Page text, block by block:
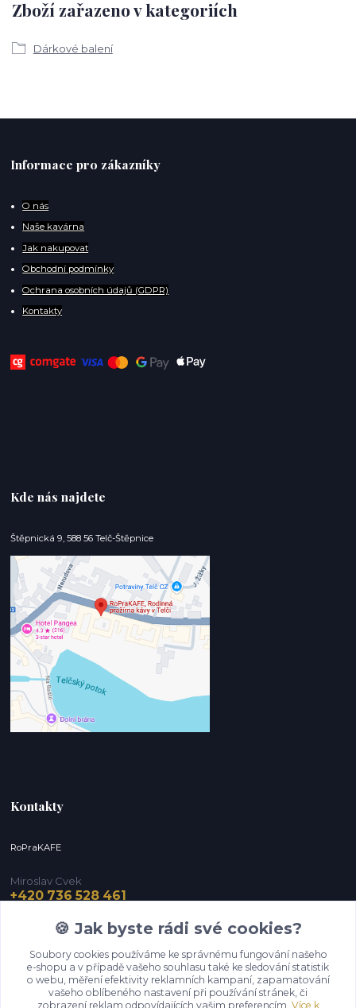
Zboží zařazeno v kategoriích
Dárkové balení
Informace pro zákazníky
O nás
Naše kavárna
Jak nakupovat
Obchodní podmínky
Ochrana osobních údajů (GDPR)
Kontakty
Kde nás najdete
Štěpnická 9, 588 56 Telč-Štěpnice
Kontakty
RoPraKAFE
Miroslav Cvek
+420 736 528 461
info@roprakafe.cz
🍪 Jak byste rádi své cookies?
Soubory cookies používáme ke správnému fungování našeho
e-shopu a v případě vašeho souhlasu také ke sledování statistik
o webu, měření efektivity reklamních kampaní, zapamatování
vašeho oblíbeného nastavení při používání stránek, či
zobrazení reklam odpovídajících vašim preferencím. Více k